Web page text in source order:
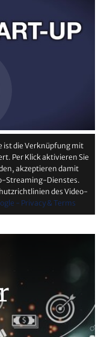
ist die Verknüpfung mit
Per Klick aktivieren Sie
akzeptieren damit
Streaming-Dienstes.
des Video-
- Privacy & Terms